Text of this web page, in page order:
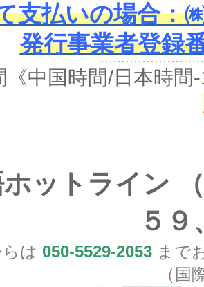
支払いの場合：
発行事業者登録
《中国時間/日本時間
ホットライン
５９
は 050-5529-2053 まで
（国